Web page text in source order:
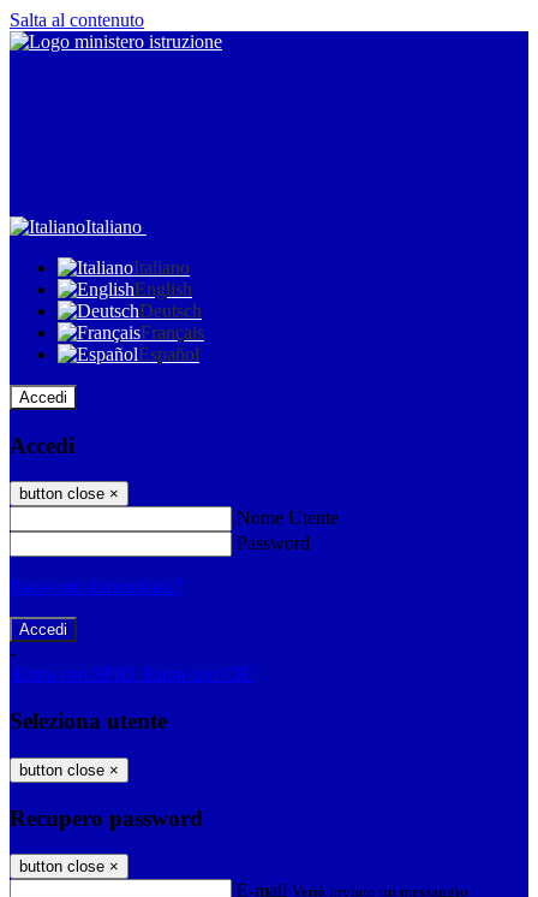
Salta al contenuto
Italiano
Italiano
English
Deutsch
Français
Español
Accedi
Accedi
button close ×
Nome Utente
Password
Password dimenticata?
-
Entra con SPID Entra con CIE
Seleziona utente
button close ×
Recupero password
button close ×
E-mail Verrà inviato un messaggio